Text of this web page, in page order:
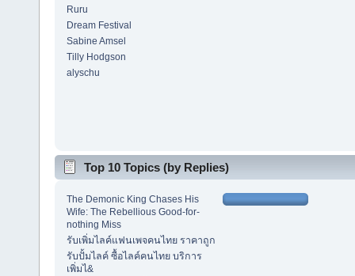
Ruru
Dream Festival
Sabine Amsel
Tilly Hodgson
alyschu
Top 10 Topics (by Replies)
The Demonic King Chases His
Wife: The Rebellious Good-for-
nothing Miss
รับเพิ่มไลค์แฟนเพจคนไทย ราคาถูก
รับปั้มไลค์ ซื้อไลค์คนไทย บริการ
เพิ่มไ&